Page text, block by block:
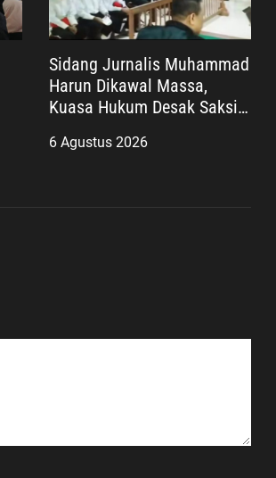
Sidang Jurnalis Muhammad
Harun Dikawal Massa,
Kuasa Hukum Desak Saksi
Dihadirkan
6 Agustus 2026